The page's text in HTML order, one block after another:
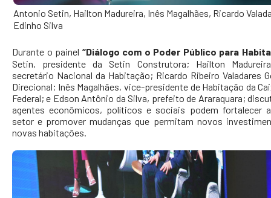
Antonio Setin, Hailton Madureira, Inês Magalhães, Ricardo
Edinho Silva
Durante o painel “Diálogo com o Poder Público para
Setin, presidente da Setin Construtora; Hailton
secretário Nacional da Habitação; Ricardo Ribeiro Valadares
Direcional; Inês Magalhães, vice-presidente de Habitação da
Federal; e Edson Antônio da Silva, prefeito de Araraquara;
agentes econômicos, políticos e sociais podem fortalecer
setor e promover mudanças que permitam novos
novas habitações.